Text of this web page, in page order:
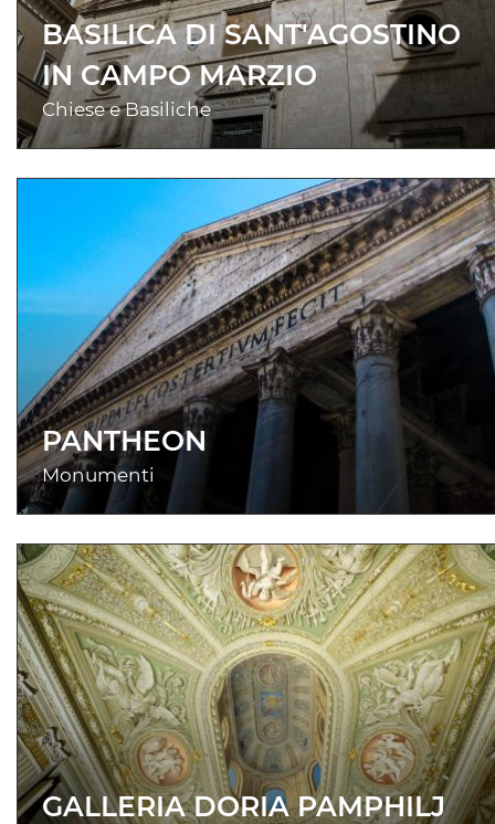
BASILICA DI SANT'AGOSTINO
IN CAMPO MARZIO
Chiese e Basiliche
PANTHEON
Monumenti
GALLERIA DORIA PAMPHILJ